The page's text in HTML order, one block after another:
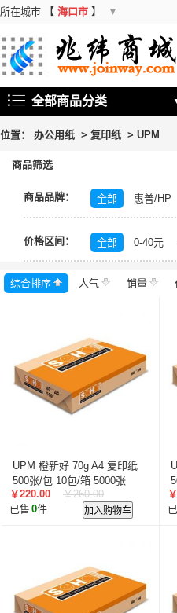
所在城市 【 海口市 】 ▼
全部商品分类
位置： 办公用纸 > 复印纸 > UPM
商品筛选
商品品牌： 全部 惠普/HP
中福/ZHFOR
百旺/PaperOne
未来世界
得印
岳阳楼至尊
价格区间： 全部 0-40元
综合排序 人气 销量
UPM 橙新好 70g A4 复印纸
500张/包 10包/箱 5000张
￥220.00
￥260.00
已售 0件 加入购物车